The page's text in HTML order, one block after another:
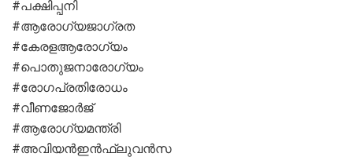
#പക്ഷിപ്പനി
#ആരോഗ്യജാഗ്രത
#കേരളആരോഗ്യം
#പൊതുജനാരോഗ്യം
#രോഗപ്രതിരോധം
#വീണജോർജ്
#ആരോഗ്യമന്ത്രി
#അവിയൻഇൻഫ്ലുവൻസ